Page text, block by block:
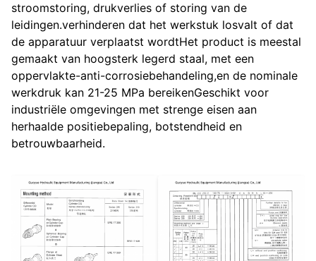
stroomstoring, drukverlies of storing van de
leidingen.verhinderen dat het werkstuk losvalt of dat
de apparatuur verplaatst wordtHet product is meestal
gemaakt van hoogsterk legerd staal, met een
oppervlakte-anti-corrosiebehandeling,en de nominale
werkdruk kan 21-25 MPa bereikenGeschikt voor
industriële omgevingen met strenge eisen aan
herhaalde positiebepaling, botstendheid en
betrouwbaarheid.